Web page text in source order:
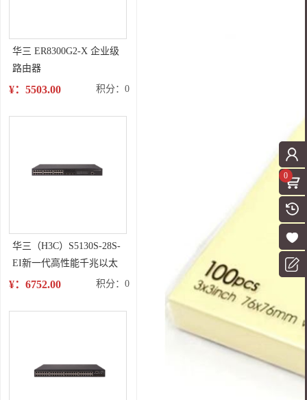
华三 ER8300G2-X 企业级
路由器
¥：5503.00 积分：0
华三（H3C）S5130S-28S-
EI新一代高性能千兆以太
网交换机
¥：6752.00 积分：0
0